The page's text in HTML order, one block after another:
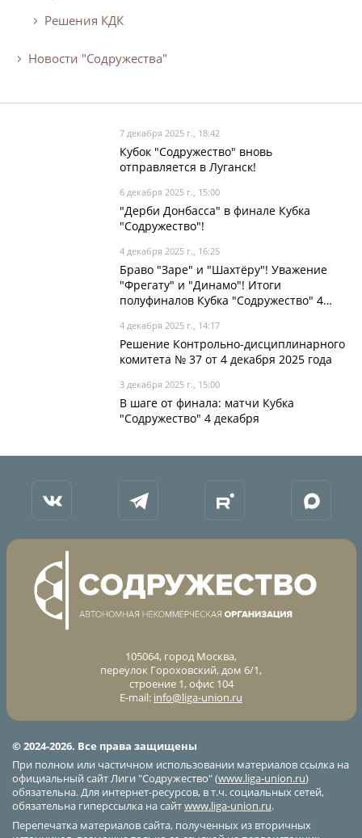
Решения КДК
Новости "Содружества"
7 декабря 2025 г., 18:42
Кубок "Содружество" вновь
отправляется в Луганск!
6 декабря 2025 г., 15:00
"Дерби Донбасса" в финале Кубка
"Содружество"!
4 декабря 2025 г., 16:25
Браво "Заре" и "Шахтёру"! Уважение
"Фрегату" и "Динамо"! Итоги
полуфиналов Кубка "Содружество" 4
4 декабря 2025 г., 14:17
Решение Контрольно-дисциплинарного
комитета № 37 от 4 декабря 2025 года
3 декабря 2025 г., 15:00
В шаге от финала: матчи Кубка
"Содружество" 4 декабря
105064, город Москва,
переулок Гороховский, дом 6/1,
строение 1, офис 104
E-mail: info@liga-union.ru
© 2024-2026. Все права защищены
При полном или частичном использовании материалов ссылка на
официальный сайт Лиги "Содружество" (www.liga-union.ru)
обязательна. Для интернет-ресурсов, в т.ч. социальных сетей,
обязательна гиперссылка на сайтwww.liga-union.ru.
Перепечатка материалов сайта, полученных из вторичных